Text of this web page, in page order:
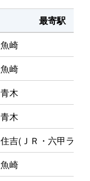
最寄駅
魚崎
魚崎
青木
青木
住吉(ＪＲ・六甲ライ
魚崎